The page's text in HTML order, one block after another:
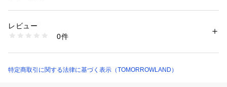
ノルウェー発のコートブランド。
1年365日のうち366日が雨と言われるほど、非常に雨の多い地
み出されます。
素材：表生地：ポリエステル100％　部分使い：牛革　裏生地：ポリエス
生産国：ポーランド
洗濯：手洗い、漂白不可、タンブル乾燥不可、自然乾燥、アイロン仕上げ
※詳しい洗濯方法については、商品の品質表示タグをご覧ください
55084108030 （ショップ）
レビュー
0件
特定商取引に関する法律に基づく表示（TOMORROWLAND）